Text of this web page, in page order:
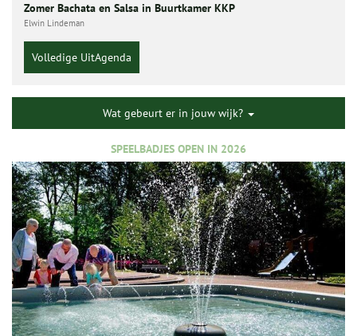
Zomer Bachata en Salsa in Buurtkamer KKP
Elwin Lindeman
Volledige UitAgenda
Wat gebeurt er in jouw wijk?
SPEELBADJES OPEN IN 2026